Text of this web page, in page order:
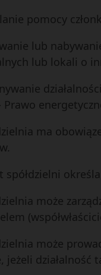
pomocy
lub
lub lokali o
Prawo
ma
spółdzielni
może
może
jeżeli działalność